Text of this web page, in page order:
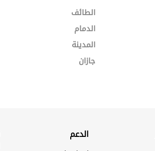
الطائف
الدمام
المدينة
جازان
الدعم